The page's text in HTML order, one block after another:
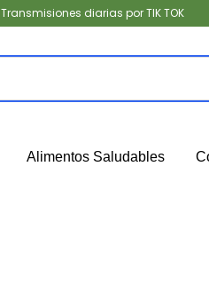
Transmisiones diarias por TIK TOK
Alimentos Saludables